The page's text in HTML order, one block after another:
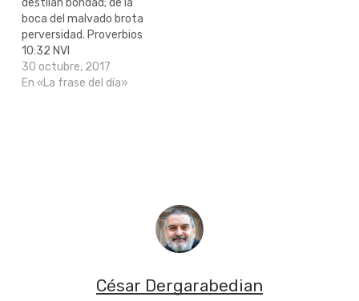
boca del malvado brota
perversidad. Proverbios
10:32 NVI
http://bible.com/128/pro.10.32.NVI
30 octubre, 2017
En «La frase del día»
César Dergarabedian